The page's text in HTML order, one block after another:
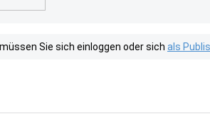
Sie sich einloggen oder sich als